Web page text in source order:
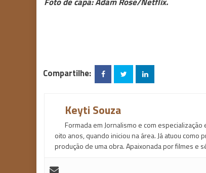
Compartilhe:
Keyti Souza
Formada em Jornalismo e com
oito anos, quando iniciou na área. Já atuou
produção de uma obra. Apaixonada por filmes e